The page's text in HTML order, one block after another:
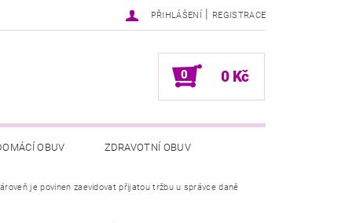
PŘIHLÁŠENÍ | REGISTRACE
0 0 Kč
OBUV ZDRAVOTNÍ OBUV
ÚDAJŮ NAPIŠTE NÁM
je povinen zaevidovat přijatou tržbu u správce daně